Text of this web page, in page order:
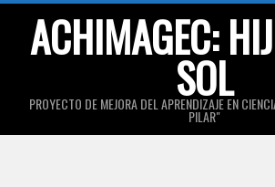
ACHIMAGEC:
SOL
PROYECTO DE MEJORA DEL APRENDIZAJE EN
PILAR"